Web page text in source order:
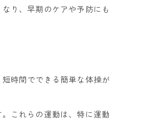
り、早期のケアや予防にも
時間でできる簡単な体操が
これらの運動は、特に運動